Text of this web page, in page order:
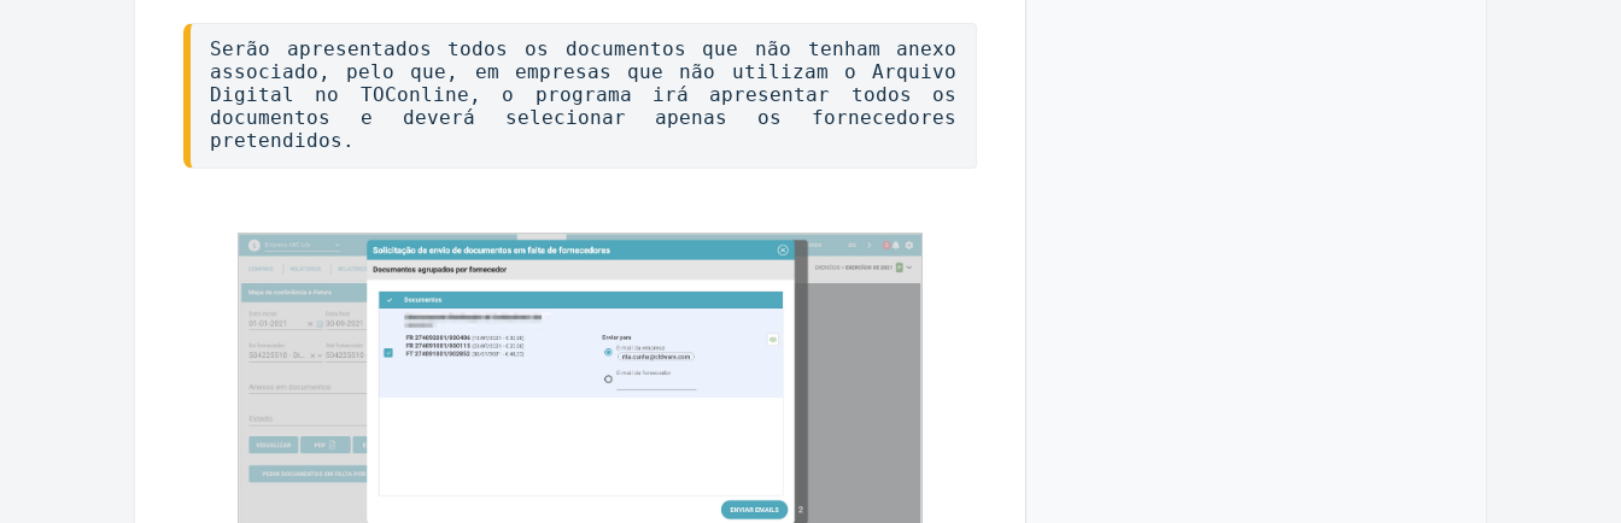
Serão apresentados todos os documentos que não tenham anexo
associado, pelo que, em empresas que não utilizam o Arquivo
Digital no TOConline, o programa irá apresentar todos os
documentos e deverá selecionar apenas os fornecedores
pretendidos.